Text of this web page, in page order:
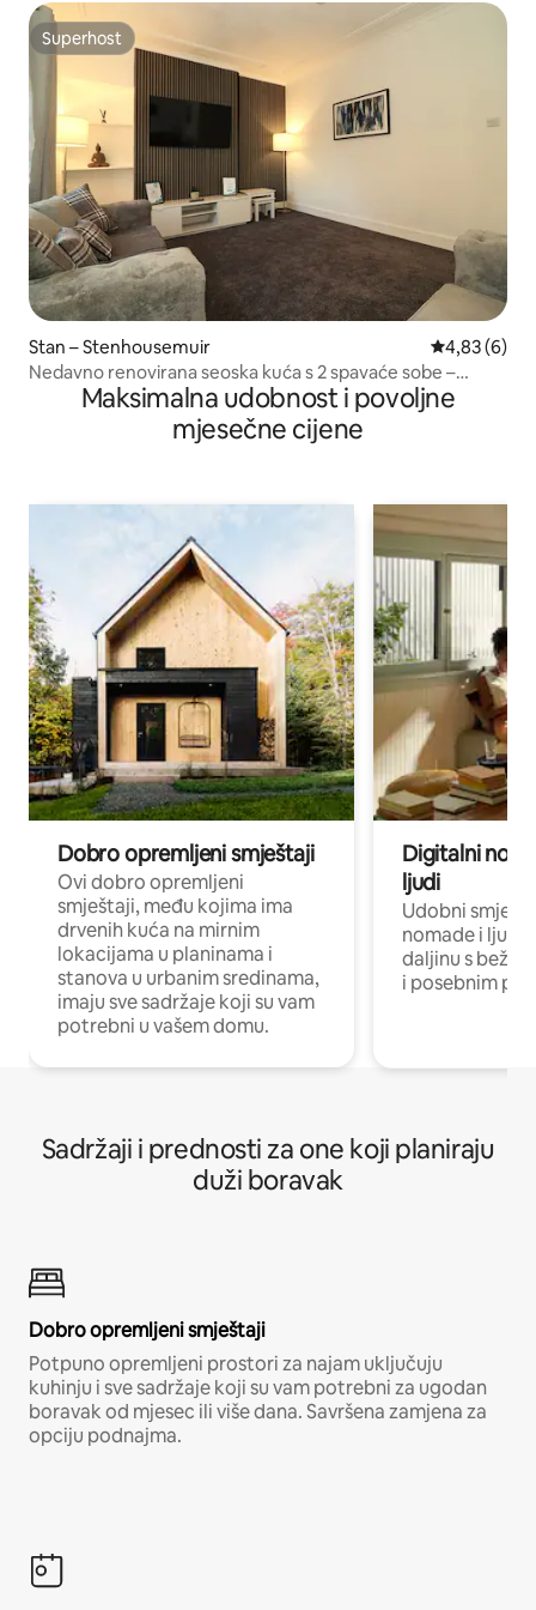
Superhost
Superhost
Stan – Stenhousemuir Prosječna
4,83 (6)
Nedavno renovirana seoska kuća s 2 spavaće sobe –
Stenhousemuir
Maksimalna udobnost i povoljne
mjesečne cijene
Dobro opremljeni smještaji
Ovi dobro opremljeni
smještaji, među kojima ima
drvenih kuća na mirnim
lokacijama u planinama i
stanova u urbanim sredinama,
imaju sve sadržaje koji su vam
potrebni u vašem domu.
Digitalni
ljudi
Udobni
nomade i ljude
daljinu s
i posebnim
Sadržaji i prednosti za one koji planiraju
duži boravak
Dobro opremljeni smještaji
Potpuno opremljeni prostori za najam uključuju
kuhinju i sve sadržaje koji su vam potrebni za ugodan
boravak od mjesec ili više dana. Savršena zamjena za
opciju podnajma.